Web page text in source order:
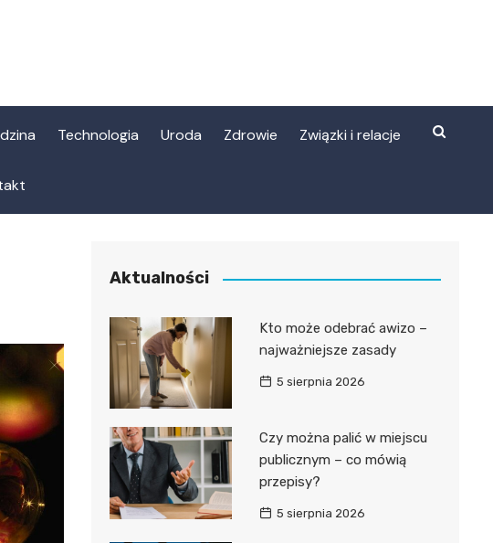
Technologia Uroda Zdrowie Związki i relacje
Aktualności
Kto może odebrać awizo –
najważniejsze zasady
5 sierpnia 2026
Czy można palić w miejscu
publicznym – co mówią
przepisy?
5 sierpnia 2026